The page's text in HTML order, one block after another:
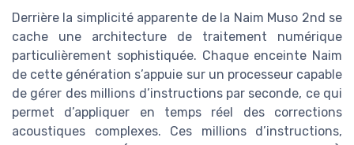
Derrière la simplicité apparente de la Naim Muso 2nd se
cache une architecture de traitement numérique
particulièrement sophistiquée. Chaque enceinte Naim
de cette génération s’appuie sur un processeur capable
de gérer des millions d’instructions par seconde, ce qui
permet d’appliquer en temps réel des corrections
acoustiques complexes. Ces millions d’instructions,